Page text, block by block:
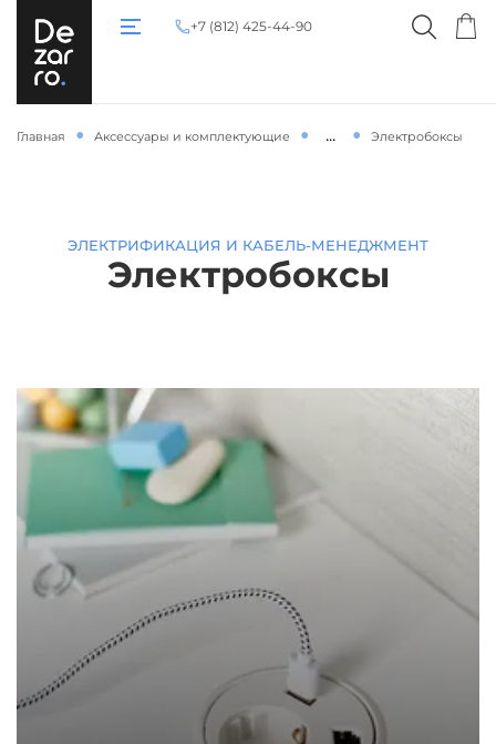
+7 (812) 425-44-90
Главная Аксессуары и комплектующие ... Электробоксы
ЭЛЕКТРИФИКАЦИЯ И КАБЕЛЬ-МЕНЕДЖМЕНТ
Электробоксы